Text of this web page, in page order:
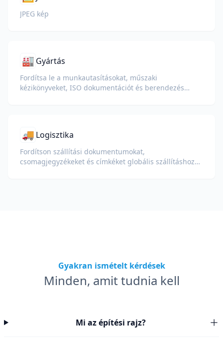
JPEG kép
🏭 Gyártás
Fordítsa le a munkautasításokat, műszaki
kézikönyveket, ISO dokumentációt és berendezés
🚚 Logisztika
Fordítson szállítási dokumentumokat,
csomagjegyzékeket és címkéket globális szállításhoz
Gyakran ismételt kérdések
Minden, amit tudnia kell
Mi az építési rajz?